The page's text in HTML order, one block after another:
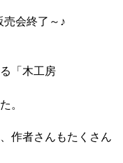
会終了～♪
る「木工房
。
作者さんもたくさん